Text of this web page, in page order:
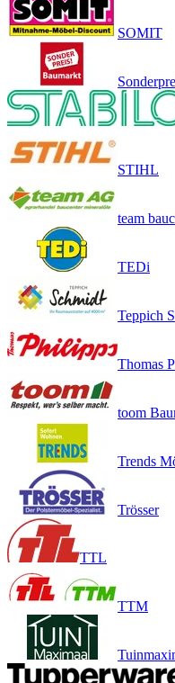
SOMIT
STIHL
team
TEDi
Teppich
Thomas
toom
Trends
Trösser
TTL
TTM